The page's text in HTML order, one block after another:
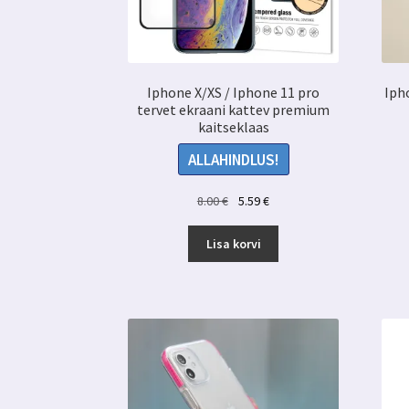
Iphone X/XS / Iphone 11 pro
tervet ekraani kattev premium
kaitseklaas
ALLAHINDLUS!
8.00€
Algne
oli:
8.00 €.
5.59€Praegune
5.59 €.
Lisa korvi